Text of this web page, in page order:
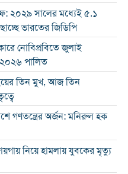
২০২৯ সালের মধ্যেই ৫.১
ভারতের জিডিপি
নোবিপ্রবিতে জুলাই
পালিত
তিন মুখ, আজ তিন
গণতন্ত্রের অর্জন: মনিরুল হক
নিয়ে হামলায় যুবকের মৃত্যু